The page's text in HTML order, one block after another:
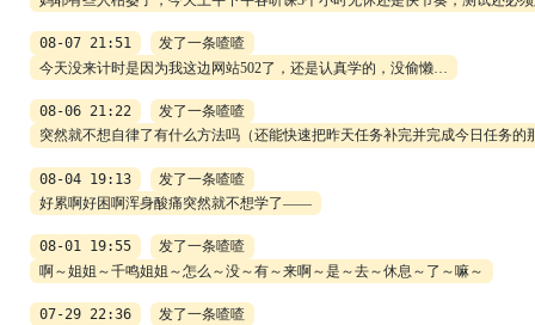
08-07 21:51
发了一条喳喳
今天没来计时是因为我这边网站502了，还是认真学的，没偷懒…
08-06 21:22
发了一条喳喳
突然就不想自律了有什么方法吗（还能快速把昨天任务补完并完成今日任务的
08-04 19:13
发了一条喳喳
好累啊好困啊浑身酸痛突然就不想学了——
08-01 19:55
发了一条喳喳
啊～姐姐～千鸣姐姐～怎么～没～有～来啊～是～去～休息～了～嘛～
07-29 22:36
发了一条喳喳